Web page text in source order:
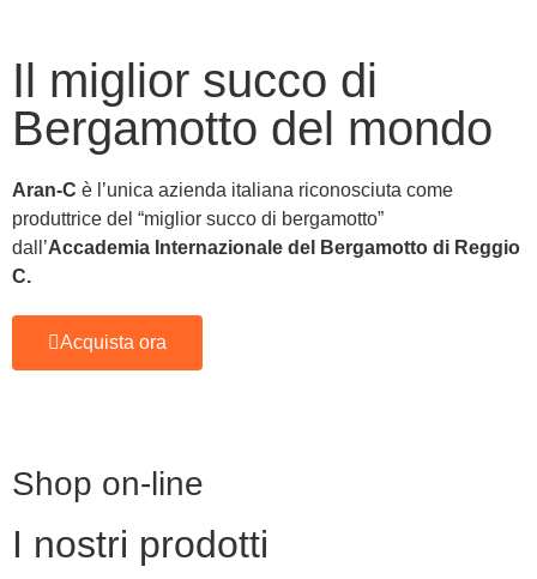
Il miglior succo di
Bergamotto del mondo
Aran-C è l’unica azienda italiana riconosciuta come
produttrice del “miglior succo di bergamotto”
dall’Accademia Internazionale del Bergamotto di Reggio
C.
Acquista ora
Nettari di
frutta
Ideali per dare la giusta carica ed energia alle tue giornate!
Shop on-line
I nostri prodotti